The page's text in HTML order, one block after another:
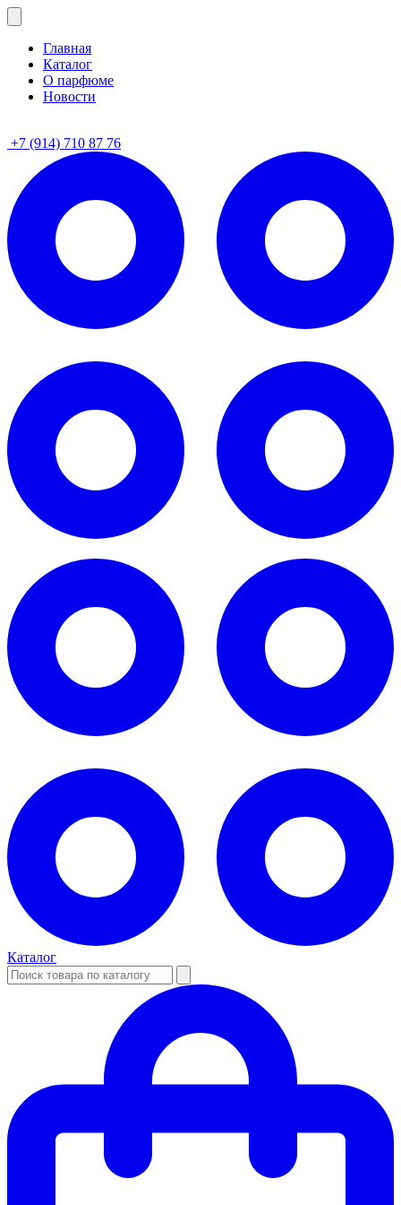
Главная
Каталог
О парфюме
Новости
+7 (914) 710 87 76
Каталог